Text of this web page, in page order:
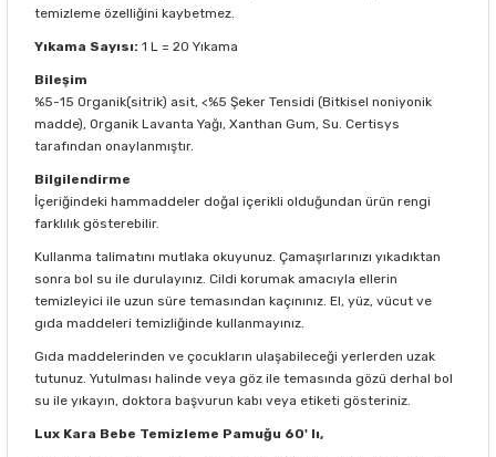
temizleme özelliğini kaybetmez.
Yıkama Sayısı: 1 L = 20 Yıkama
Bileşim
%5-15 Organik(sitrik) asit, <%5 Şeker Tensidi (Bitkisel noniyonik
madde), Organik Lavanta Yağı, Xanthan Gum, Su. Certisys
tarafından onaylanmıştır.
Bilgilendirme
İçeriğindeki hammaddeler doğal içerikli olduğundan ürün rengi
farklılık gösterebilir.
Kullanma talimatını mutlaka okuyunuz. Çamaşırlarınızı yıkadıktan
sonra bol su ile durulayınız. Cildi korumak amacıyla ellerin
temizleyici ile uzun süre temasından kaçınınız. El, yüz, vücut ve
gıda maddeleri temizliğinde kullanmayınız.
Gıda maddelerinden ve çocukların ulaşabileceği yerlerden uzak
tutunuz. Yutulması halinde veya göz ile temasında gözü derhal bol
su ile yıkayın, doktora başvurun kabı veya etiketi gösteriniz.
Lux Kara Bebe Temizleme Pamuğu 60' lı,